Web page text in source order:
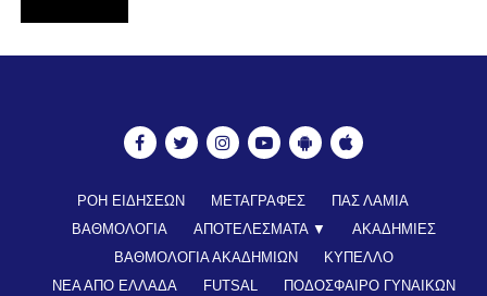
ΡΟΗ ΕΙΔΗΣΕΩΝ ΜΕΤΑΓΡΑΦΕΣ
ΠΑΣ ΛΑΜΙΑ
ΒΑΘΜΟΛΟΓΙΑ
ΑΠΟΤΕΛΕΣΜΑΤΑ ▼
ΑΚΑΔΗΜΙΕΣ
ΒΑΘΜΟΛΟΓΙΑ ΑΚΑΔΗΜΙΩΝ
ΚΥΠΕΛΛΟ
ΝΕΑ ΑΠΟ ΕΛΛΑΔΑ
FUTSAL
ΠΟΔΟΣΦΑΙΡΟ ΓΥΝΑΙΚΩΝ